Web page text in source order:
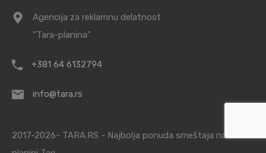
Agencija za reklamnu delatnost
"Tara-planina"
+381 64 6132794
info@tara.rs
2017-2026- TARA.RS - Najbolja ponuda smeštaja na